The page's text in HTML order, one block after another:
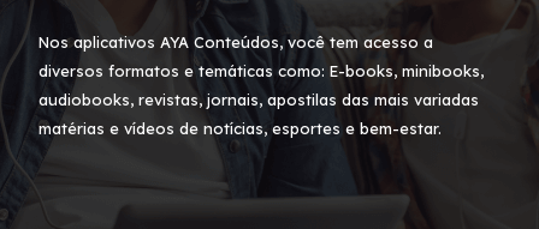
Nos aplicativos AYA Conteúdos, você tem acesso a
diversos formatos e temáticas como: E-books, minibooks,
audiobooks, revistas, jornais, apostilas das mais variadas
matérias e vídeos de notícias, esportes e bem-estar.